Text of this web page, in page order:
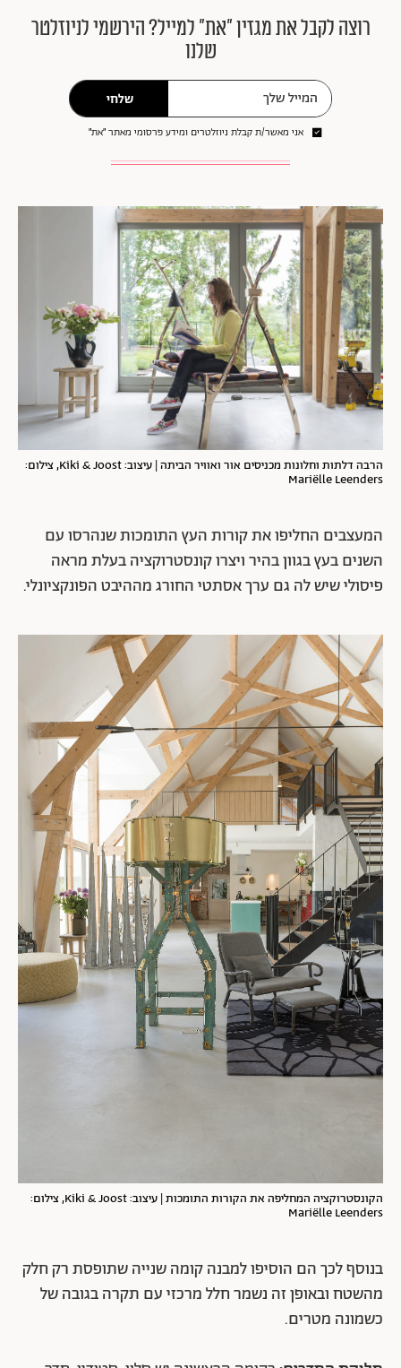
רוצה לקבל את מגזין ״את״ למייל? הירשמי לניוזלטר
שלנו
שלחי
אני מאשר/ת קבלת ניוזלטרים ומידע פרסומי מאתר ״את״
הרבה דלתות וחלונות מכניסים אור ואוויר הביתה | עיצוב: Kiki & Joost, צילום:
Mariëlle Leenders
המעצבים החליפו את קורות העץ התומכות שנהרסו עם
השנים בעץ בגוון בהיר ויצרו קונסטרוקציה בעלת מראה
פיסולי שיש לה גם ערך אסתטי החורג מההיבט הפונקציונלי.
הקונסטרוקציה המחליפה את הקורות התומכות | עיצוב: Kiki & Joost, צילום:
Mariëlle Leenders
בנוסף לכך הם הוסיפו למבנה קומה שנייה שתופסת רק חלק
מהשטח ובאופן זה נשמר חלל מרכזי עם תקרה בגובה של
כשמונה מטרים.